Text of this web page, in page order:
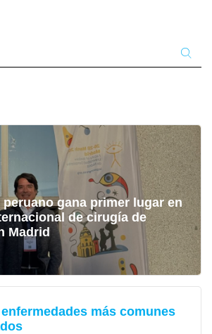
gana primer lugar en
de cirugía de
Madrid
más comunes